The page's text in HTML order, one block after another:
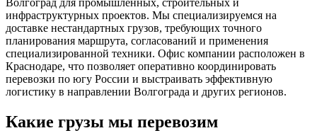
Волгоград для промышленных, строительных и
инфраструктурных проектов. Мы специализируемся на
доставке нестандартных грузов, требующих точного
планирования маршрута, согласований и применения
специализированной техники. Офис компании расположен в
Краснодаре, что позволяет оперативно координировать
перевозки по югу России и выстраивать эффективную
логистику в направлении Волгограда и других регионов.
Какие грузы мы перевозим